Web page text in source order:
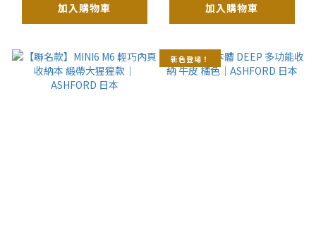
加入購物車 加入購物車
新色登場！